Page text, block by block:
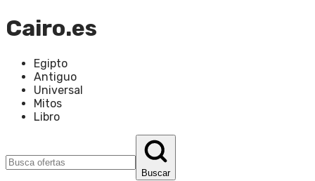
Cairo.es
Egipto
Antiguo
Universal
Mitos
Libro
Buscar